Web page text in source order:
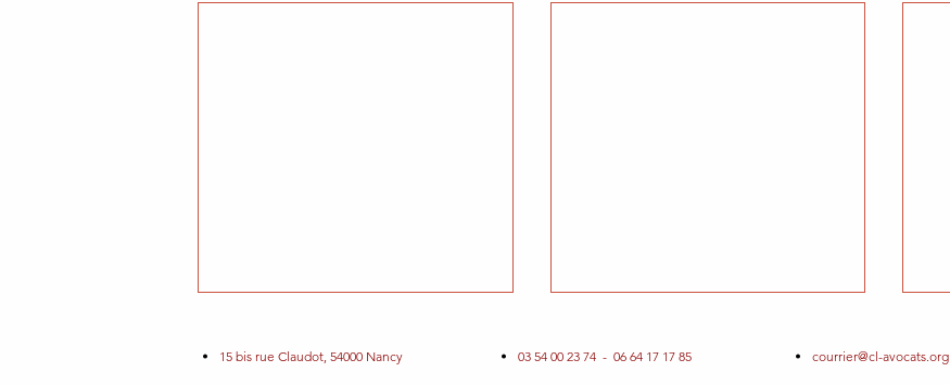
15 bis rue Claudot, 54000 Nancy 03 54 00 23 74 - 06 64 17 17 85 courrier@cl-avocats.org